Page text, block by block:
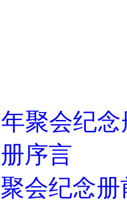
聚会纪
序言
会纪念